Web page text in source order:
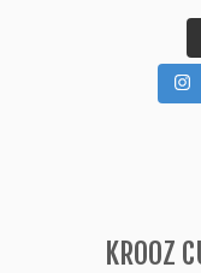
KROOZ